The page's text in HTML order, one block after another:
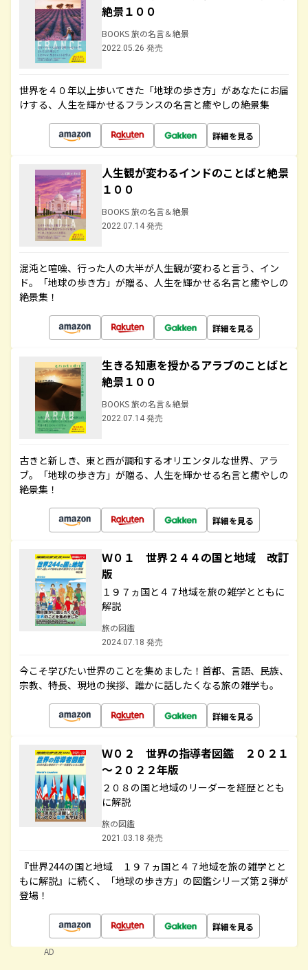
絶景１００
BOOKS 旅の名言＆絶景
2022.05.26 発売
世界を４０年以上歩いてきた「地球の歩き方」があなたにお届
けする、人生を輝かせるフランスの名言と癒やしの絶景集
詳細を見る
人生観が変わるインドのことばと絶景
１００
BOOKS 旅の名言＆絶景
2022.07.14 発売
混沌と喧噪、行った人の大半が人生観が変わると言う、イン
ド。「地球の歩き方」が贈る、人生を輝かせる名言と癒やしの
絶景集！
詳細を見る
生きる知恵を授かるアラブのことばと
絶景１００
BOOKS 旅の名言＆絶景
2022.07.14 発売
古きと新しき、東と西が調和するオリエンタルな世界、アラ
ブ。「地球の歩き方」が贈る、人生を輝かせる名言と癒やしの
絶景集！
詳細を見る
Ｗ０１ 世界２４４の国と地域 改訂
版
１９７ヵ国と４７地域を旅の雑学とともに
解説
旅の図鑑
2024.07.18 発売
今こそ学びたい世界のことを集めました！首都、言語、民族、
宗教、特長、現地の挨拶、誰かに話したくなる旅の雑学も。
詳細を見る
Ｗ０２ 世界の指導者図鑑 ２０２１
～２０２２年版
２０８の国と地域のリーダーを経歴ととも
に解説
旅の図鑑
2021.03.18 発売
『世界244の国と地域 １９７ヵ国と４７地域を旅の雑学とと
もに解説』に続く、「地球の歩き方」の図鑑シリーズ第２弾が
登場！
詳細を見る
AD